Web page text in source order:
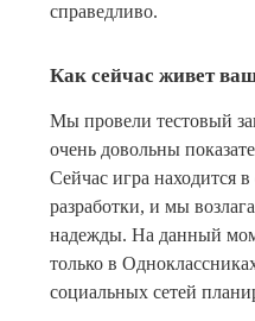
справедливо.
Как сейчас живет
Мы провели тестовый
очень довольны
Сейчас игра находится
разработки, и мы
надежды. На данный
только в
социальных сетей